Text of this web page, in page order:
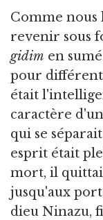
Comme nous
revenir sous
gidim en
pour
était
caractère
qui se
esprit était
mort, il
jusqu'aux
dieu Ninazu,